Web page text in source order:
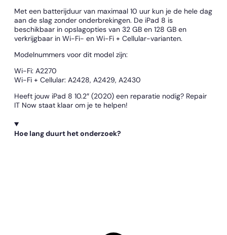
Met een batterijduur van maximaal 10 uur kun je de hele dag
aan de slag zonder onderbrekingen. De iPad 8 is
beschikbaar in opslagopties van 32 GB en 128 GB en
verkrijgbaar in Wi-Fi- en Wi-Fi + Cellular-varianten.
Modelnummers voor dit model zijn:
Wi-Fi: A2270
Wi-Fi + Cellular: A2428, A2429, A2430
Heeft jouw iPad 8 10.2″ (2020) een reparatie nodig? Repair
IT Now staat klaar om je te helpen!
Hoe lang duurt het onderzoek?